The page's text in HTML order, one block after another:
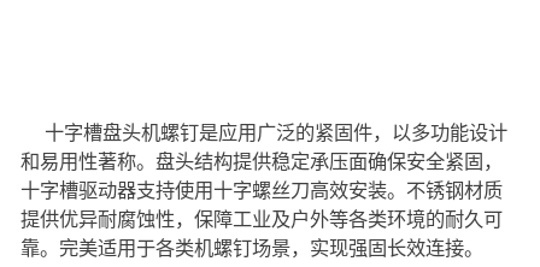
十字槽盘头机螺钉是应用广泛的紧固件，以多功能设计
和易用性著称。盘头结构提供稳定承压面确保安全紧固，
十字槽驱动器支持使用十字螺丝刀高效安装。不锈钢材质
提供优异耐腐蚀性，保障工业及户外等各类环境的耐久可
靠。完美适用于各类机螺钉场景，实现强固长效连接。